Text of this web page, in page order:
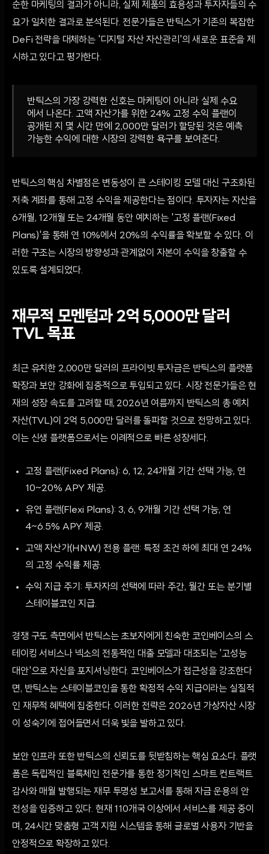
순한 마케팅의 결과가 아니라, 실제 제품의 효용성과 투자자들의 수
요가 일치한 결과로 분석된다. 전문가들은 반틱스가 기존의 복잡한
DeFi 전략을 대체하는 '디지털 자산 자산관리'의 새로운 표준을 제
시하고 있다고 평가한다.
반틱스의 가장 강력한 신호는 마케팅이 아니라 실제 수요
에서 나온다. 고액 자산가를 위한 24% 고정 수익 플랜이
공개된 지 몇 시간 만에 2,000만 달러가 할당된 것은 예측
가능한 수익에 대한 시장의 강력한 욕구를 보여준다.
반틱스의 핵심 차별점은 변동성이 큰 스테이킹 모델 대신 구조화된
저축 계좌를 통해 고정 수익을 제공한다는 점이다. 투자자는 자산을
6개월, 12개월 또는 24개월 동안 예치하는 '고정 플랜(Fixed
Plans)'을 통해 연 10%에서 20%의 수익률을 확보할 수 있다. 이
러한 구조는 시장의 방향성과 관계없이 자본이 수익을 창출할 수
있도록 설계되었다.
재무적 모멘텀과 2억 5,000만 달러
TVL 목표
최근 유치한 2,000만 달러의 프라이빗 투자금은 반틱스의 플랫폼
확장과 보안 강화에 집중적으로 투입되고 있다. 시장 전문가들은 현
재의 성장 속도를 고려할 때, 2026년 여름까지 반틱스의 총 예치
자산(TVL)이 2억 5,000만 달러를 돌파할 것으로 전망하고 있다.
이는 신생 플랫폼으로서는 이례적으로 빠른 성장세다.
고정 플랜(Fixed Plans): 6, 12, 24개월 기간 선택 가능, 연
10~20% APY 제공.
유연 플랜(Flexi Plans): 3, 6, 9개월 기간 선택 가능, 연
4~6.5% APY 제공.
고액 자산가(HNW) 전용 플랜: 특정 조건 하에 최대 연 24%
의 고정 수익률 제공.
수익 지급 주기: 투자자의 선택에 따라 주간, 월간 또는 분기별
스테이블코인 지급.
경쟁 구도 측면에서 반틱스는 초보자에게 친숙한 코인베이스의 스
테이킹 서비스나 넥소의 전통적인 대출 모델과 대조되는 '고성능
대안'으로 자신을 포지셔닝한다. 코인베이스가 접근성을 강조한다
면, 반틱스는 스테이블코인을 통한 확정적 수익 지급이라는 실질적
인 재무적 혜택에 집중한다. 이러한 전략은 2026년 가상자산 시장
이 성숙기에 접어들면서 더욱 빛을 발하고 있다.
보안 인프라 또한 반틱스의 신뢰도를 뒷받침하는 핵심 요소다. 플랫
폼은 독립적인 블록체인 전문가를 통한 정기적인 스마트 컨트랙트
감사와 매월 발행되는 재무 투명성 보고서를 통해 자금 운용의 안
전성을 입증하고 있다. 현재 110개국 이상에서 서비스를 제공 중이
며, 24시간 맞춤형 고객 지원 시스템을 통해 글로벌 사용자 기반을
안정적으로 확장하고 있다.